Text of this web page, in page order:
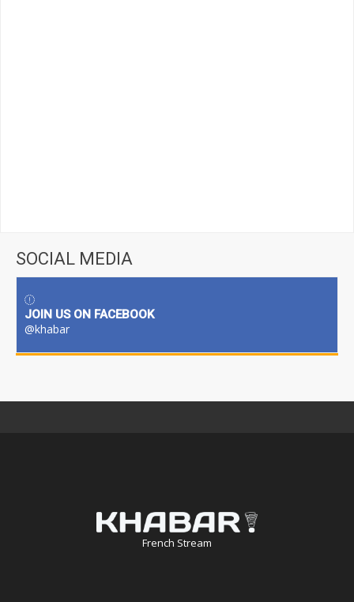
SOCIAL MEDIA
JOIN US ON FACEBOOK
@khabar
French Stream